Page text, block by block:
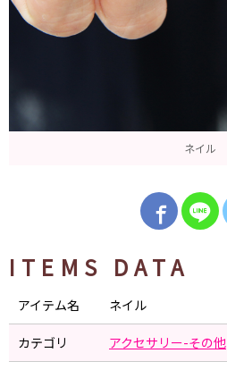
ネイル
ITEMS DATA
アイテム名 ネイル
カテゴリ アクセサリー-その他